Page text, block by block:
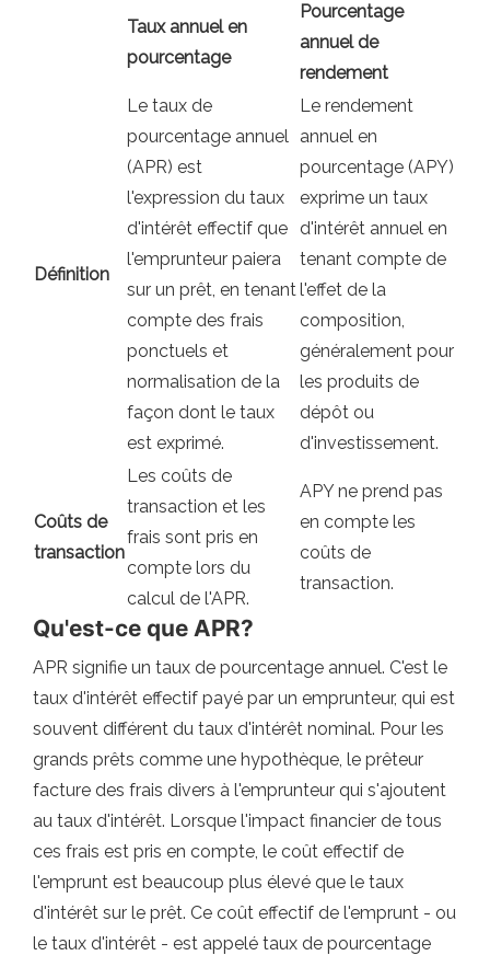
Taux annuel en
pourcentage
Pourcentage
annuel de
rendement
Définition
Le taux de
pourcentage annuel
(APR) est
l'expression du taux
d'intérêt effectif que
l'emprunteur paiera
sur un prêt, en tenant
compte des frais
ponctuels et
normalisation de la
façon dont le taux
est exprimé.
Le rendement
annuel en
pourcentage (APY)
exprime un taux
d'intérêt annuel en
tenant compte de
l'effet de la
composition,
généralement pour
les produits de
dépôt ou
d'investissement.
Coûts de
transaction
Les coûts de
transaction et les
frais sont pris en
compte lors du
calcul de l'APR.
APY ne prend pas
en compte les
coûts de
transaction.
Qu'est-ce que APR?
APR signifie un taux de pourcentage annuel. C'est le
taux d'intérêt effectif payé par un emprunteur, qui est
souvent différent du taux d'intérêt nominal. Pour les
grands prêts comme une hypothèque, le prêteur
facture des frais divers à l'emprunteur qui s'ajoutent
au taux d'intérêt. Lorsque l'impact financier de tous
ces frais est pris en compte, le coût effectif de
l'emprunt est beaucoup plus élevé que le taux
d'intérêt sur le prêt. Ce coût effectif de l'emprunt - ou
le taux d'intérêt - est appelé taux de pourcentage